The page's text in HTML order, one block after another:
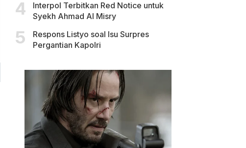
Interpol Terbitkan Red Notice untuk
Syekh Ahmad Al Misry
Respons Listyo soal Isu Surpres
Pergantian Kapolri